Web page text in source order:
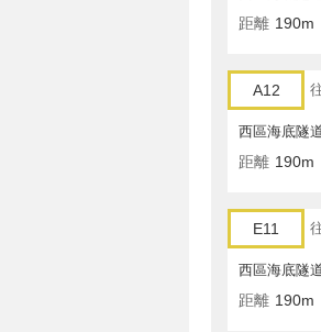
距離 190m
A12
西區海底隧
距離 190m
E11
西區海底隧
距離 190m